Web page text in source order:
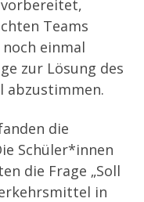
Teams
einmal
zur Lösung des
abzustimmen.
die
Schüler*innen
die Frage „Soll
in